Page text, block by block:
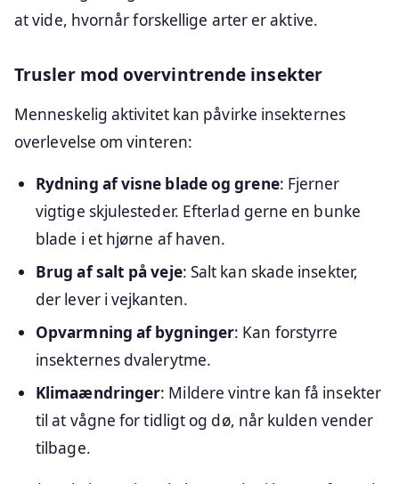
at vide, hvornår forskellige arter er aktive.
Trusler mod overvintrende insekter
Menneskelig aktivitet kan påvirke insekternes
overlevelse om vinteren:
Rydning af visne blade og grene: Fjerner
vigtige skjulesteder. Efterlad gerne en bunke
blade i et hjørne af haven.
Brug af salt på veje: Salt kan skade insekter,
der lever i vejkanten.
Opvarmning af bygninger: Kan forstyrre
insekternes dvalerytme.
Klimaændringer: Mildere vintre kan få insekter
til at vågne for tidligt og dø, når kulden vender
tilbage.